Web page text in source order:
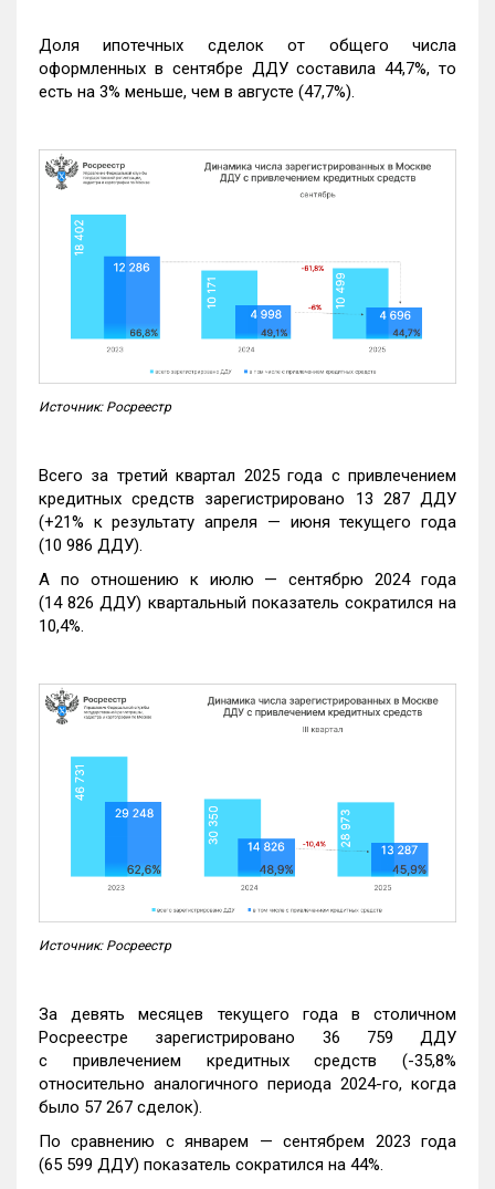
Доля ипотечных сделок от общего числа
оформленных в сентябре ДДУ составила 44,7%, то
есть на 3% меньше, чем в августе (47,7%).
Источник: Росреестр
Всего за третий квартал 2025 года с привлечением
кредитных средств зарегистрировано 13 287 ДДУ
(+21% к результату апреля — июня текущего года
(10 986 ДДУ).
А по отношению к июлю — сентябрю 2024 года
(14 826 ДДУ) квартальный показатель сократился на
10,4%.
Источник: Росреестр
За девять месяцев текущего года в столичном
Росреестре зарегистрировано 36 759 ДДУ
с привлечением кредитных средств (-35,8%
относительно аналогичного периода 2024-го, когда
было 57 267 сделок).
По сравнению с январем — сентябрем 2023 года
(65 599 ДДУ) показатель сократился на 44%.